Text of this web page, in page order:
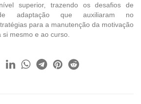
superior, trazendo os desafios de
adaptação que auxiliaram no
para a manutenção da motivação
mesmo e ao curso.